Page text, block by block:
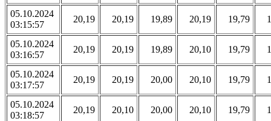
05.10.2024
03:15:57
20,19 20,19 19,89 20,19 19,79
05.10.2024
03:16:57
20,19 20,19 19,89 20,10 19,79
05.10.2024
03:17:57
20,19 20,19 20,00 20,10 19,79
05.10.2024
03:18:57
20,19 20,10 20,00 20,10 19,79